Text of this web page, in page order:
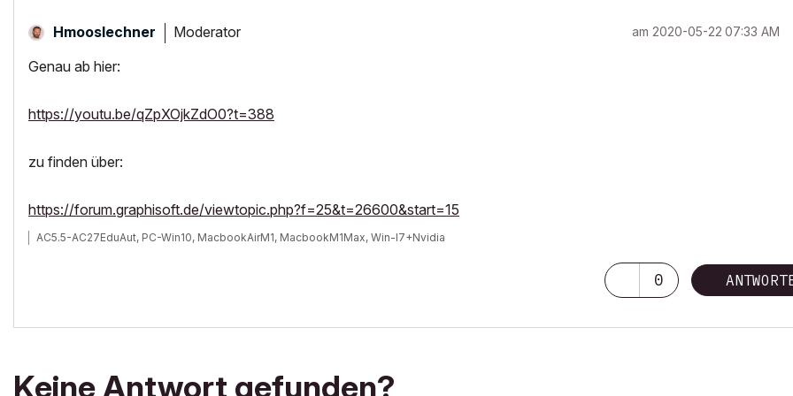
Hmooslechner Moderator am ‎2020-05-22 07:33 AM
Genau ab hier:
https://youtu.be/qZpXOjkZdO0?t=388
zu finden über:
https://forum.graphisoft.de/viewtopic.php?f=25&t=26600&start=15
AC5.5-AC27EduAut, PC-Win10, MacbookAirM1, MacbookM1Max, Win-I7+Nvidia
0
Keine Antwort gefunden?